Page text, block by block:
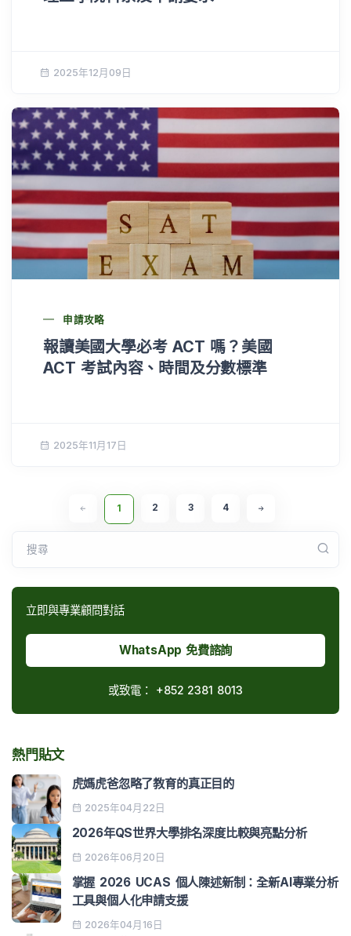
2025年12月09日
申請攻略
報讀美國大學必考 ACT 嗎？美國
ACT 考試內容、時間及分數標準
2025年11月17日
1 2 3 4
搜尋
立即與專業顧問對話
WhatsApp 免費諮詢
或致電： +852 2381 8013
熱門貼文
虎媽虎爸忽略了教育的真正目的
2025年04月22日
2026年QS世界大學排名深度比較與亮點分析
2026年06月20日
掌握 2026 UCAS 個人陳述新制：全新AI專業分析
工具與個人化申請支援
2026年04月16日